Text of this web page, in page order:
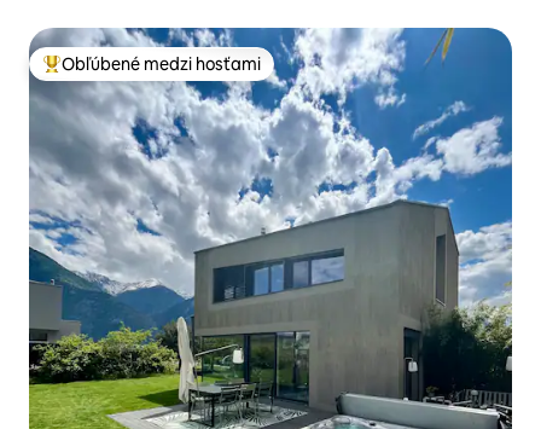
Najobľúbenejšie medzi hosťami
Obľúbené medzi hosťami